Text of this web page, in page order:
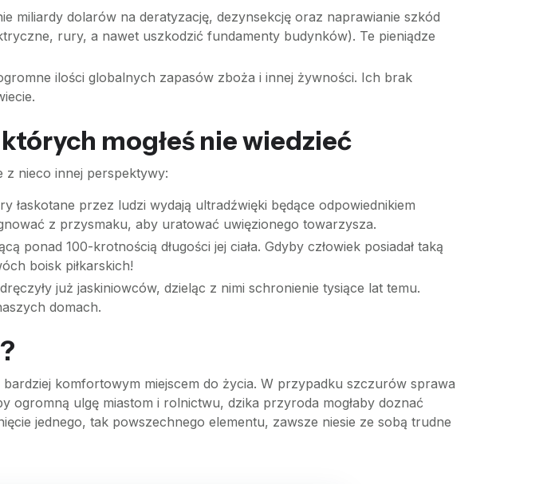
miliardy dolarów na deratyzację, dezynsekcję oraz naprawianie szkód
rury, a nawet uszkodzić fundamenty budynków). Te pieniądze
ilości globalnych zapasów zboża i innej żywności. Ich brak
mogłeś nie wiedzieć
z nieco innej perspektywy:
łaskotane przez ludzi wydają ultradźwięki będące odpowiednikiem
z przysmaku, aby uratować uwięzionego towarzysza.
ponad 100-krotnością długości jej ciała. Gdyby człowiek posiadał taką
boisk piłkarskich!
już jaskiniowców, dzieląc z nimi schronienie tysiące lat temu.
domach.
komfortowym miejscem do życia. W przypadku szczurów sprawa
ogromną ulgę miastom i rolnictwu, dzika przyroda mogłaby doznać
jednego, tak powszechnego elementu, zawsze niesie ze sobą trudne